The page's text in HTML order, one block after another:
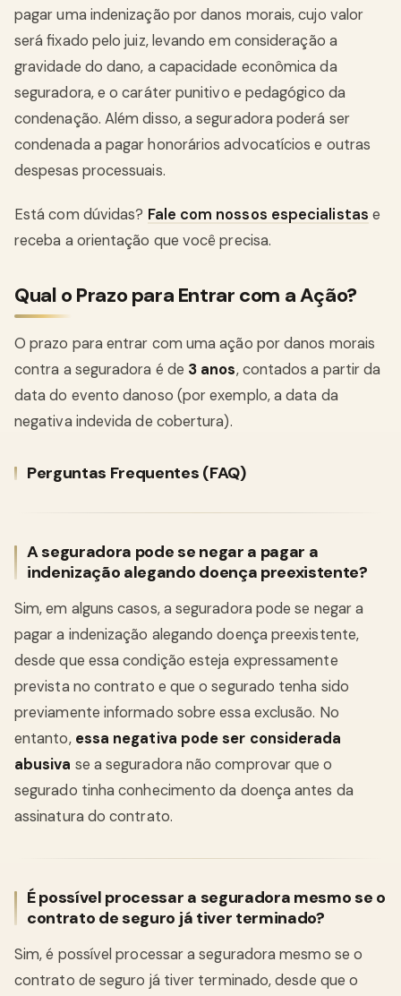
pagar uma indenização por danos morais, cujo valor
será fixado pelo juiz, levando em consideração a
gravidade do dano, a capacidade econômica da
seguradora, e o caráter punitivo e pedagógico da
condenação. Além disso, a seguradora poderá ser
condenada a pagar honorários advocatícios e outras
despesas processuais.
Está com dúvidas? Fale com nossos especialistas e
receba a orientação que você precisa.
Qual o Prazo para Entrar com a Ação?
O prazo para entrar com uma ação por danos morais
contra a seguradora é de 3 anos, contados a partir da
data do evento danoso (por exemplo, a data da
negativa indevida de cobertura).
Perguntas Frequentes (FAQ)
A seguradora pode se negar a pagar a
indenização alegando doença preexistente?
Sim, em alguns casos, a seguradora pode se negar a
pagar a indenização alegando doença preexistente,
desde que essa condição esteja expressamente
prevista no contrato e que o segurado tenha sido
previamente informado sobre essa exclusão. No
entanto, essa negativa pode ser considerada
abusiva se a seguradora não comprovar que o
segurado tinha conhecimento da doença antes da
assinatura do contrato.
É possível processar a seguradora mesmo se o
contrato de seguro já tiver terminado?
Sim, é possível processar a seguradora mesmo se o
contrato de seguro já tiver terminado, desde que o